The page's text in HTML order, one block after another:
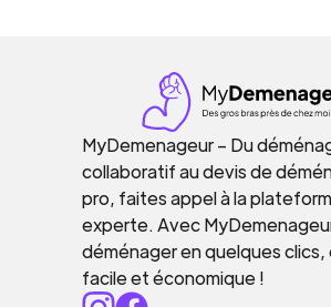
MyDemenageur – Du
collaboratif au devis de
pro, faites appel à la
experte. Avec
déménager en quelques clics,
facile et économique !